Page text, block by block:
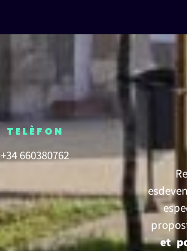
TELÈFON
+34 660380762
et